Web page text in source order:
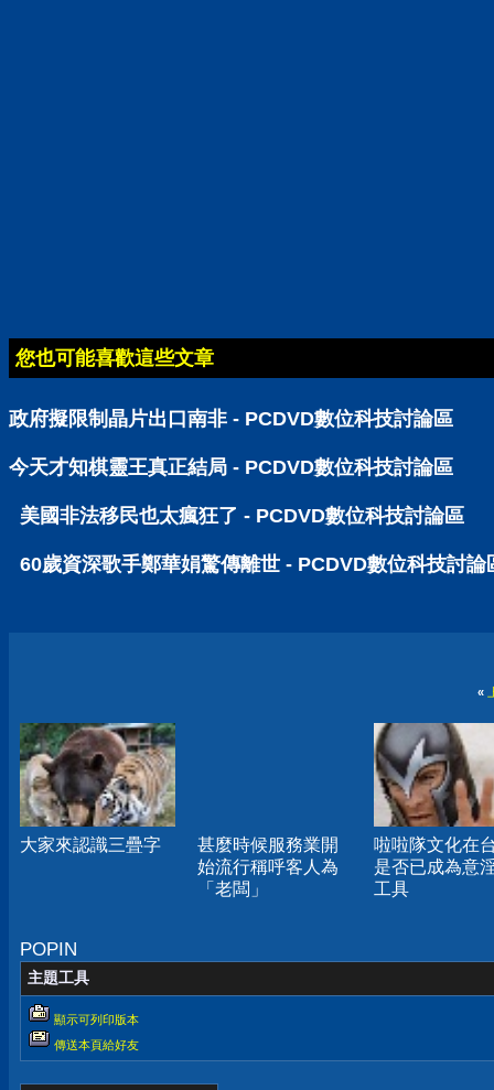
您也可能喜歡這些文章
政府擬限制晶片出口南非 - PCDVD數位科技討論區
今天才知棋靈王真正結局 - PCDVD數位科技討論區
美國非法移民也太瘋狂了 - PCDVD數位科技討論區
60歲資深歌手鄭華娟驚傳離世 - PCDVD數位科技討論
«
大家來認識三疊字
甚麼時候服務業開
始流行稱呼客人為
「老闆」
啦啦隊文化在
是否已成為意
工具
POPIN
主題工具
顯示可列印版本
傳送本頁給好友